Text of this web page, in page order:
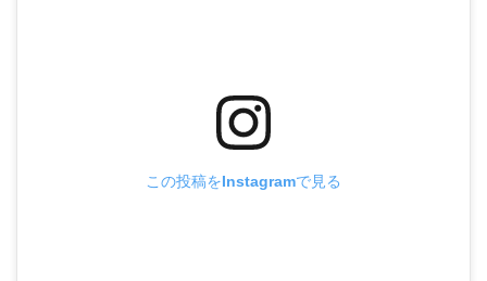
この投稿をInstagramで見る